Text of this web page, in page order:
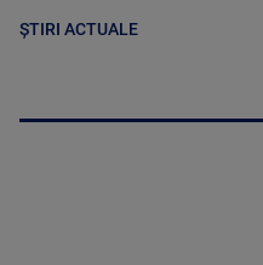
ȘTIRI ACTUALE